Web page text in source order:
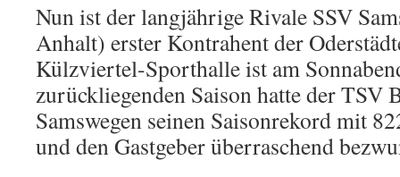
Nun ist der langjährige Rivale SSV
Anhalt) erster Kontrahent der
Külzviertel-Sporthalle ist am
zurückliegenden Saison hatte der TSV
Samswegen seinen Saisonrekord mit
und den Gastgeber überraschend